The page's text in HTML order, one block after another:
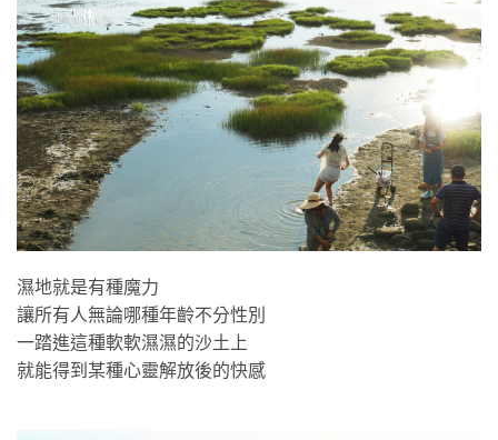
濕地就是有種魔力
讓所有人無論哪種年齡不分性別
一踏進這種軟軟濕濕的沙土上
就能得到某種心靈解放後的快感